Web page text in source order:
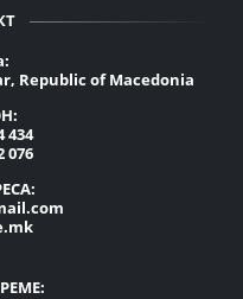
Republic of Macedonia
434
076